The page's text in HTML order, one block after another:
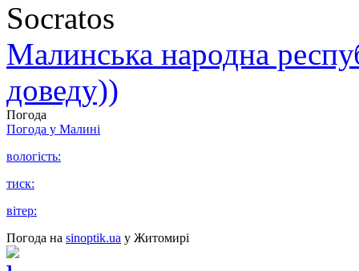
Socratos
Малинська народна
доведу))
Погода
Погода у Малині
вологість:
тиск:
вітер:
Погода на sinoptik.ua у Житомирі